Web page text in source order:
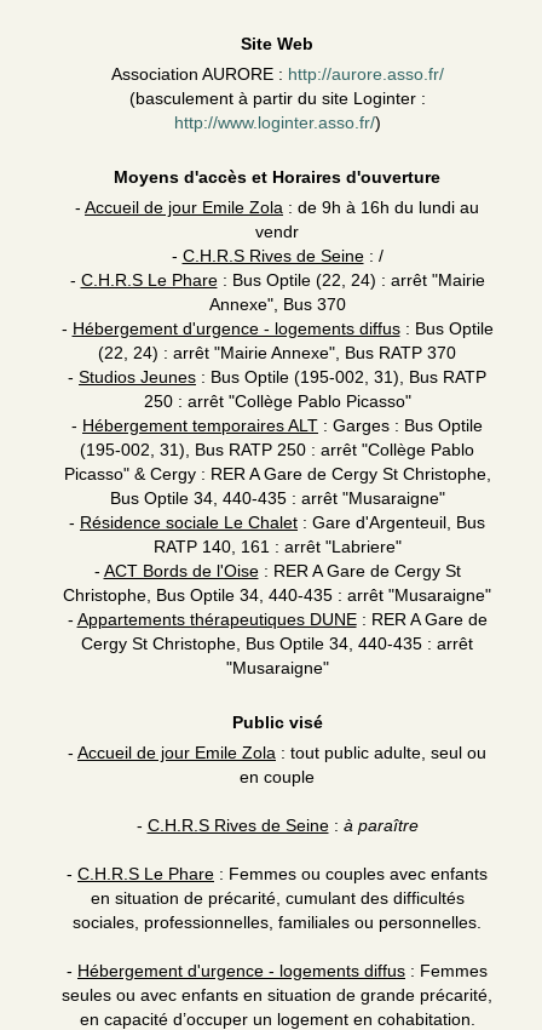
Site Web
Association AURORE : http://aurore.asso.fr/
(basculement à partir du site Loginter :
http://www.loginter.asso.fr/)
Moyens d'accès et Horaires d'ouverture
- Accueil de jour Emile Zola : de 9h à 16h du lundi au
vendr
- C.H.R.S Rives de Seine: /
- C.H.R.S Le Phare: Bus Optile (22, 24) : arrêt "Mairie
Annexe", Bus 370
- Hébergement d'urgence - logements diffus: Bus Optile
(22, 24) : arrêt "Mairie Annexe", Bus RATP 370
- Studios Jeunes : Bus Optile (195-002, 31), Bus RATP
250 : arrêt "Collège Pablo Picasso"
- Hébergement temporaires ALT : Garges : Bus Optile
(195-002, 31), Bus RATP 250 : arrêt "Collège Pablo
Picasso" & Cergy : RER A Gare de Cergy St Christophe,
Bus Optile 34, 440-435 : arrêt "Musaraigne"
- Résidence sociale Le Chalet : Gare d'Argenteuil, Bus
RATP 140, 161 : arrêt "Labriere"
- ACT Bords de l'Oise: RER A Gare de Cergy St
Christophe, Bus Optile 34, 440-435 : arrêt "Musaraigne"
- Appartements thérapeutiques DUNE: RER A Gare de
Cergy St Christophe, Bus Optile 34, 440-435 : arrêt
"Musaraigne"
Public visé
- Accueil de jour Emile Zola : tout public adulte, seul ou
en couple
- C.H.R.S Rives de Seine: à paraître
- C.H.R.S Le Phare : Femmes ou couples avec enfants
en situation de précarité, cumulant des difficultés
sociales, professionnelles, familiales ou personnelles.
- Hébergement d'urgence - logements diffus : Femmes
seules ou avec enfants en situation de grande précarité,
en capacité d’occuper un logement en cohabitation.